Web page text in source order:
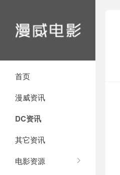
首页
漫威资讯
DC资讯
其它资讯
电影资源